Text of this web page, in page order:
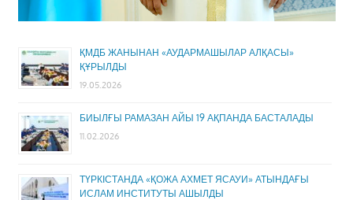
ҚМДБ ЖАНЫНАН «АУДАРМАШЫЛАР АЛҚАСЫ»
ҚҰРЫЛДЫ
19.05.2026
БИЫЛҒЫ РАМАЗАН АЙЫ 19 АҚПАНДА БАСТАЛАДЫ
11.02.2026
ТҮРКІСТАНДА «ҚОЖА АХМЕТ ЯСАУИ» АТЫНДАҒЫ
ИСЛАМ ИНСТИТУТЫ АШЫЛДЫ